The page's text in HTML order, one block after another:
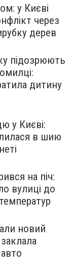
у Києві
через
дерев
підозрюють
дитину
у Києві:
в шию
на піч:
вулиці до
новий